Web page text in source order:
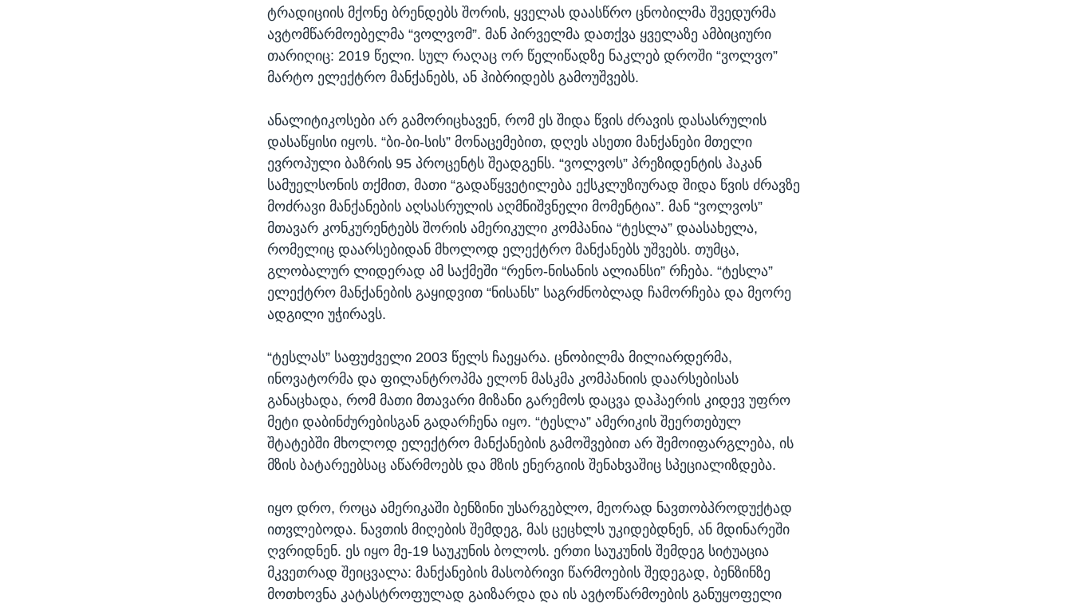
ტრადიციის მქონე ბრენდებს შორის, ყველას დაასწრო ცნობილმა შვედურმა
ავტომწარმოებელმა “ვოლვომ”. მან პირველმა დათქვა ყველაზე ამბიციური
თარიღიც: 2019 წელი. სულ რაღაც ორ წელიწადზე ნაკლებ დროში “ვოლვო”
მარტო ელექტრო მანქანებს, ან ჰიბრიდებს გამოუშვებს.
ანალიტიკოსები არ გამორიცხავენ, რომ ეს შიდა წვის ძრავის დასასრულის
დასაწყისი იყოს. “ბი-ბი-სის” მონაცემებით, დღეს ასეთი მანქანები მთელი
ევროპული ბაზრის 95 პროცენტს შეადგენს. “ვოლვოს” პრეზიდენტის ჰაკან
სამუელსონის თქმით, მათი “გადაწყვეტილება ექსკლუზიურად შიდა წვის ძრავზე
მოძრავი მანქანების აღსასრულის აღმნიშვნელი მომენტია”. მან “ვოლვოს”
მთავარ კონკურენტებს შორის ამერიკული კომპანია “ტესლა” დაასახელა,
რომელიც დაარსებიდან მხოლოდ ელექტრო მანქანებს უშვებს. თუმცა,
გლობალურ ლიდერად ამ საქმეში “რენო-ნისანის ალიანსი” რჩება. “ტესლა”
ელექტრო მანქანების გაყიდვით “ნისანს” საგრძნობლად ჩამორჩება და მეორე
ადგილი უჭირავს.
“ტესლას” საფუძველი 2003 წელს ჩაეყარა. ცნობილმა მილიარდერმა,
ინოვატორმა და ფილანტროპმა ელონ მასკმა კომპანიის დაარსებისას
განაცხადა, რომ მათი მთავარი მიზანი გარემოს დაცვა დაჰაერის კიდევ უფრო
მეტი დაბინძურებისგან გადარჩენა იყო. “ტესლა” ამერიკის შეერთებულ
შტატებში მხოლოდ ელექტრო მანქანების გამოშვებით არ შემოიფარგლება, ის
მზის ბატარეებსაც აწარმოებს და მზის ენერგიის შენახვაშიც სპეციალიზდება.
იყო დრო, როცა ამერიკაში ბენზინი უსარგებლო, მეორად ნავთობპროდუქტად
ითვლებოდა. ნავთის მიღების შემდეგ, მას ცეცხლს უკიდებდნენ, ან მდინარეში
ღვრიდნენ. ეს იყო მე-19 საუკუნის ბოლოს. ერთი საუკუნის შემდეგ სიტუაცია
მკვეთრად შეიცვალა: მანქანების მასობრივი წარმოების შედეგად, ბენზინზე
მოთხოვნა კატასტროფულად გაიზარდა და ის ავტოწარმოების განუყოფელი